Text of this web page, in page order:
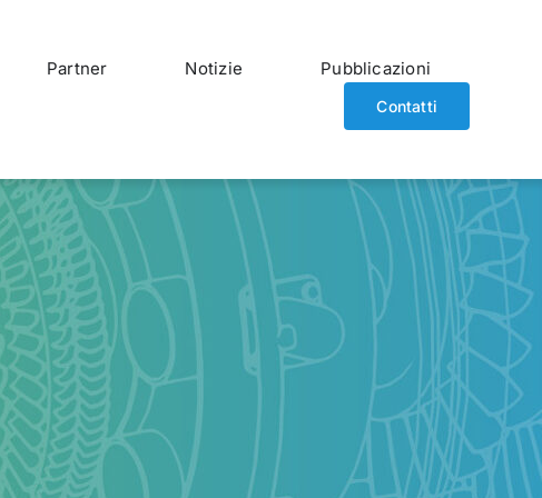
Partner Notizie Pubblicazioni
Contatti